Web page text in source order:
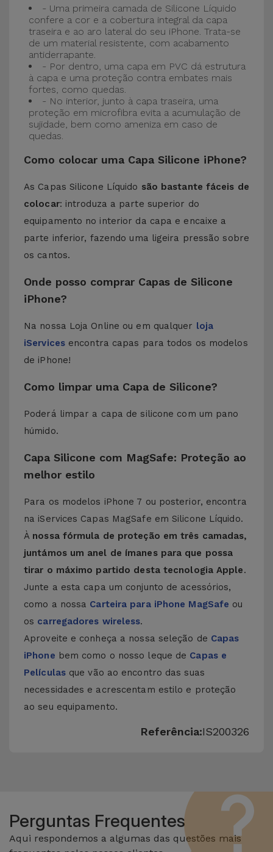
- Uma primeira camada de Silicone Líquido
confere a cor e a cobertura integral da capa
traseira e ao aro lateral do seu iPhone. Trata-se
de um material resistente, com acabamento
antiderrapante.
- Por dentro, uma capa em PVC dá estrutura
à capa e uma proteção contra embates mais
fortes, como quedas.
- No interior, junto à capa traseira, uma
proteção em microfibra evita a acumulação de
sujidade, bem como ameniza em caso de
quedas.
Como colocar uma Capa Silicone iPhone?
As Capas Silicone Líquido são bastante fáceis de
colocar: introduza a parte superior do
equipamento no interior da capa e encaixe a
parte inferior, fazendo uma ligeira pressão sobre
os cantos.
Onde posso comprar Capas de Silicone
iPhone?
Na nossa Loja Online ou em qualquer loja
iServicesencontra capas para todos os modelos
de iPhone!
Como limpar uma Capa de Silicone?
Poderá limpar a capa de silicone com um pano
húmido.
Capa Silicone com MagSafe: Proteção ao
melhor estilo
Para os modelos iPhone 7 ou posterior, encontra
na iServices Capas MagSafe em Silicone Líquido.
À nossa fórmula de proteção em três camadas,
juntámos um anel de ímanes para que possa
tirar o máximo partido desta tecnologia Apple.
Junte a esta capa um conjunto de acessórios,
como a nossa Carteira para iPhone MagSafe ou
os carregadores wireless.
Aproveite e conheça a nossa seleção de Capas
iPhone bem como o nosso leque de Capas e
Películasque vão ao encontro das suas
necessidades e acrescentam estilo e proteção
ao seu equipamento.
Referência:IS200326
Perguntas Frequentes
Aqui respondemos a algumas das questões mais